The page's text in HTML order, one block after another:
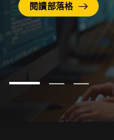
閱讀部落格